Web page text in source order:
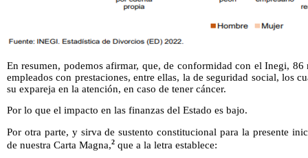
En resumen, podemos afirmar, que, de conformidad con el Inegi,
empleados con prestaciones, entre ellas, la de seguridad social, los
su expareja en la atención, en caso de tener cáncer.
Por lo que el impacto en las finanzas del Estado es bajo.
Por otra parte, y sirva de sustento constitucional para la presente
de nuestra Carta Magna,2 que a la letra establece: